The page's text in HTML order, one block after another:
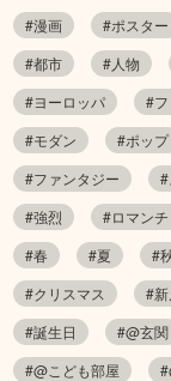
#漫画
#ポスター
#都市
#人物
#ヨーロッパ
#
#モダン
#ポップ
#ファンタジー
#強烈
#ロマンチ
#春
#夏 #
#クリスマス
#
#誕生日
#@玄関
#@こども部屋